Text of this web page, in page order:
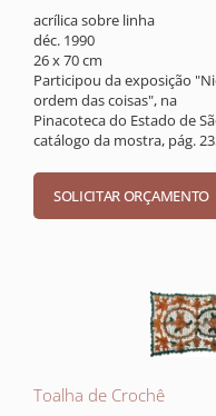
acrílica sobre linha
déc. 1990
26 x 70 cm
Participou da exposição
ordem das coisas", na
Pinacoteca do Estado de
catálogo da mostra, pág.
Toalha de Crochê